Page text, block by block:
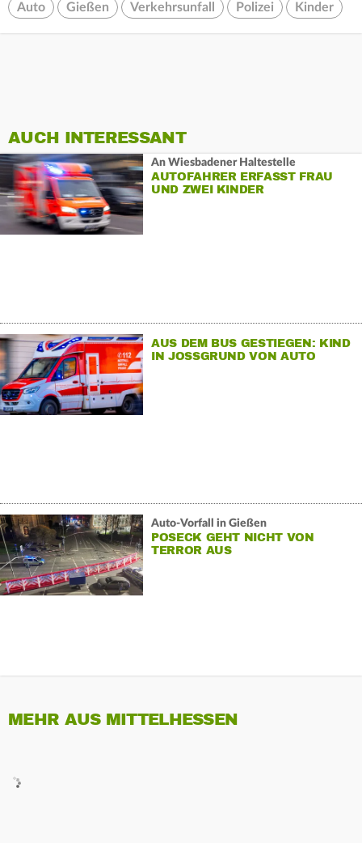
Auto Gießen Verkehrsunfall Polizei Kinder
AUCH INTERESSANT
An Wiesbadener Haltestelle
AUTOFAHRER ERFASST FRAU
UND ZWEI KINDER
AUS DEM BUS GESTIEGEN: KIND
IN JOSSGRUND VON AUTO
Auto-Vorfall in Gießen
POSECK GEHT NICHT VON
TERROR AUS
MEHR AUS MITTELHESSEN